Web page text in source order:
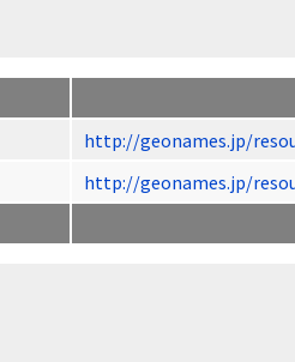
http://geonames.jp/
http://geonames.jp/